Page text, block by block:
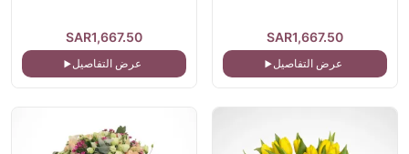
SAR1,667.50
عرض التفاصيل
SAR1,667.50
عرض التفاصيل